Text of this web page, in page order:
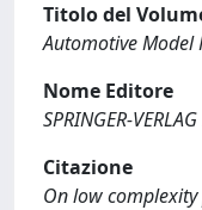
Titolo del
Automotive Model
Nome Editore
SPRINGER-
Citazione
On low